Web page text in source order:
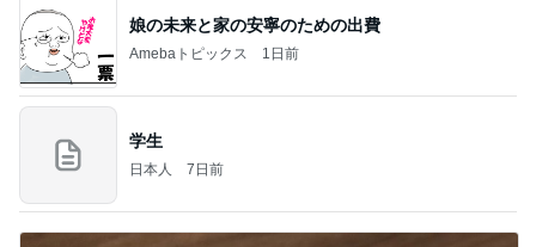
娘の未来と家の安寧のための出費
Amebaトピックス 1日前
学生
日本人 7日前